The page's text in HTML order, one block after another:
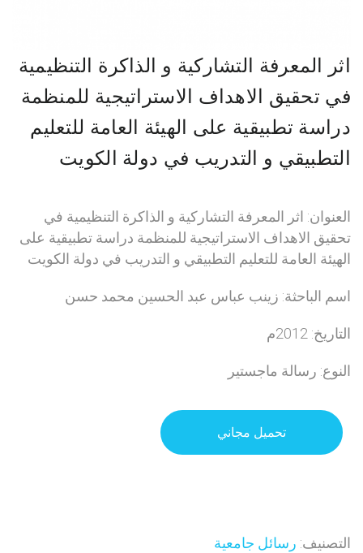
اثر المعرفة التشاركية و الذاكرة التنظيمية
في تحقيق الاهداف الاستراتيجية للمنظمة
دراسة تطبيقية على الهيئة العامة للتعليم
التطبيقي و التدريب في دولة الكويت
العنوان: اثر المعرفة التشاركية و الذاكرة التنظيمية في
تحقيق الاهداف الاستراتيجية للمنظمة دراسة تطبيقية على
الهيئة العامة للتعليم التطبيقي و التدريب في دولة الكويت
اسم الباحثة: زينب عباس عبد الحسين محمد حسن
التاريخ: 2012م
النوع: رسالة ماجستير
تحميل مجاني
التصنيف: رسائل جامعية